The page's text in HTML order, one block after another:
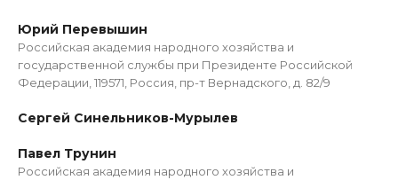
Юрий Перевышин
Российская академия народного хозяйства и
государственной службы при Президенте Российской
Федерации, 119571, Россия, пр-т Вернадского, д. 82/9
Сергей Синельников-Мурылев
Павел Трунин
Российская академия народного хозяйства и